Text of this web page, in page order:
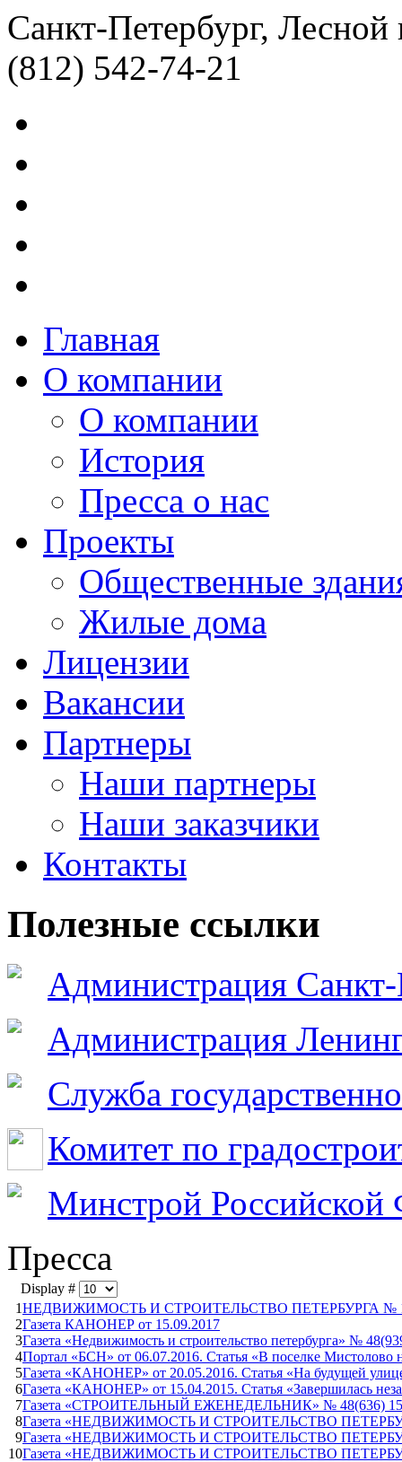
Санкт-Петербург,
(812) 542-74-21
Главная
О компании
О компании
История
Пресса о нас
Проекты
Общественные
Жилые дома
Лицензии
Вакансии
Партнеры
Наши партнеры
Наши заказчики
Контакты
Полезные ссылки
Администрация Санкт-
Администрация
Служба
Комитет по
Минстрой Российской
Пресса
Display #
1НЕДВИЖИМОСТЬ И СТРОИТЕЛЬСТВО ПЕТЕРБУРГА №
2Газета КАНОНЕР от 15.09.2017
3Газета «Недвижимость и строительство петербурга» №
4Портал «БСН» от 06.07.2016. Статья «В поселке Мистолово
5Газета «КАНОНЕР» от 20.05.2016. Статья «На будущей
6Газета «КАНОНЕР» от 15.04.2015. Статья «Завершилась
7Газета «СТРОИТЕЛЬНЫЙ ЕЖЕНЕДЕЛЬНИК» № 48(636)
8Газета «НЕДВИЖИМОСТЬ И СТРОИТЕЛЬСТВО
9Газета «НЕДВИЖИМОСТЬ И СТРОИТЕЛЬСТВО
10Газета «НЕДВИЖИМОСТЬ И СТРОИТЕЛЬСТВО